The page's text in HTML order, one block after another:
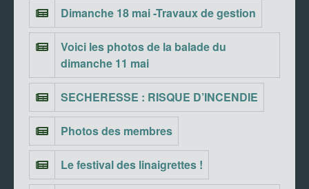
Dimanche 18 mai -Travaux de gestion
Voici les photos de la balade du
dimanche 11 mai
SECHERESSE : RISQUE D’INCENDIE
Photos des membres
Le festival des linaigrettes !